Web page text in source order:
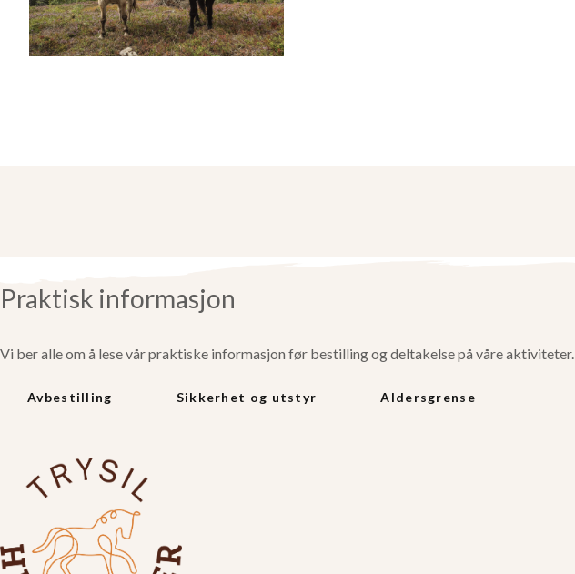
Praktisk informasjon
Vi ber alle om å lese vår praktiske informasjon før bestilling og deltakelse på våre aktiviteter.
Avbestilling Sikkerhet og utstyr Aldersgrense